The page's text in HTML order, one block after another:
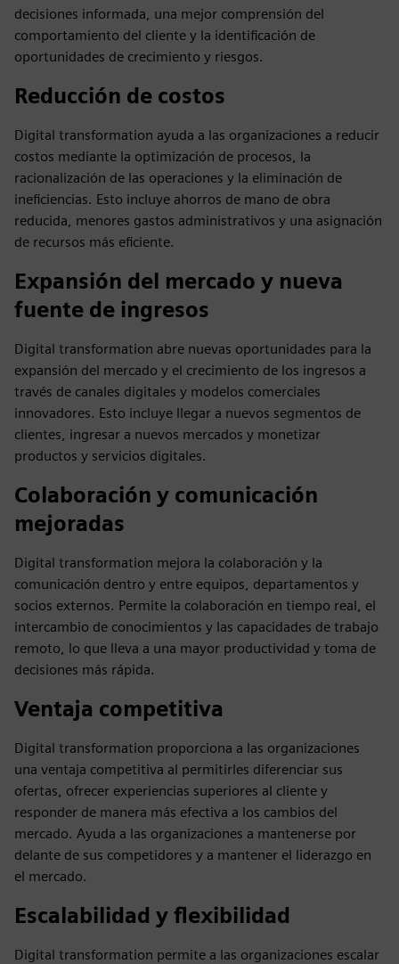
decisiones informada, una mejor comprensión del
comportamiento del cliente y la identificación de
oportunidades de crecimiento y riesgos.
Reducción de costos
Digital transformation ayuda a las organizaciones a reducir
costos mediante la optimización de procesos, la
racionalización de las operaciones y la eliminación de
ineficiencias. Esto incluye ahorros de mano de obra
reducida, menores gastos administrativos y una asignación
de recursos más eficiente.
Expansión del mercado y nueva
fuente de ingresos
Digital transformation abre nuevas oportunidades para la
expansión del mercado y el crecimiento de los ingresos a
través de canales digitales y modelos comerciales
innovadores. Esto incluye llegar a nuevos segmentos de
clientes, ingresar a nuevos mercados y monetizar
productos y servicios digitales.
Colaboración y comunicación
mejoradas
Digital transformation mejora la colaboración y la
comunicación dentro y entre equipos, departamentos y
socios externos. Permite la colaboración en tiempo real, el
intercambio de conocimientos y las capacidades de trabajo
remoto, lo que lleva a una mayor productividad y toma de
decisiones más rápida.
Ventaja competitiva
Digital transformation proporciona a las organizaciones
una ventaja competitiva al permitirles diferenciar sus
ofertas, ofrecer experiencias superiores al cliente y
responder de manera más efectiva a los cambios del
mercado. Ayuda a las organizaciones a mantenerse por
delante de sus competidores y a mantener el liderazgo en
el mercado.
Escalabilidad y flexibilidad
Digital transformation permite a las organizaciones escalar